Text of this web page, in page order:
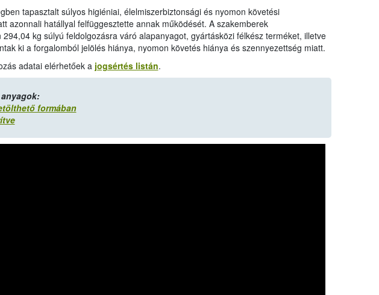
tapasztalt súlyos higiéniai, élelmiszerbiztonsági és nyomon követési
azonnali hatállyal felfüggesztette annak működését. A szakemberek
kg súlyú feldolgozásra váró alapanyagot, gyártásközi félkész terméket, illetve
ki a forgalomból jelölés hiánya, nyomon követés hiánya és szennyezettség miatt.
adatai elérhetőek a jogsértés listán.
formában